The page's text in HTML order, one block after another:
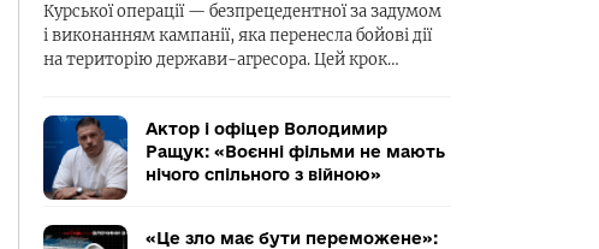
Курської операції — безпрецедентної за задумом
і виконанням кампанії, яка перенесла бойові дії
на територію держави-агресора. Цей крок…
Актор і офіцер Володимир
Ращук: «Воєнні фільми не мають
нічого спільного з війною»
«Це зло має бути переможене»: